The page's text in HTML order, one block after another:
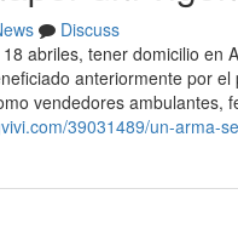
Discuss
abriles, tener domicilio
anteriormente por
vendedores ambulantes,
39031489/un-arma-